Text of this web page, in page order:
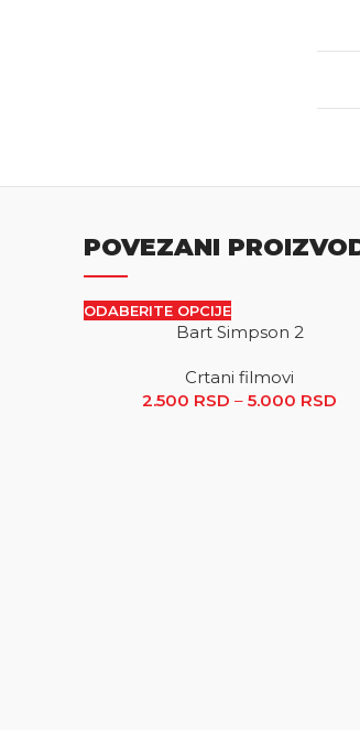
POVEZANI
ODABERITE OPCIJE
Bart Simpson 2
Crtani filmovi
2.500 RSD – 5.000 RSD